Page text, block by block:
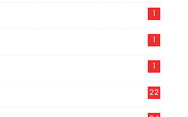
1
1
1
22